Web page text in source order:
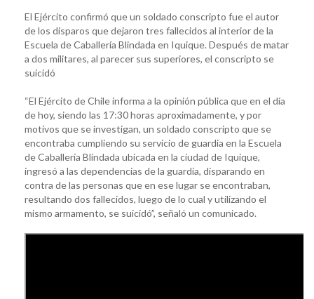
El Ejército confirmó que un soldado conscripto fue el autor
de los disparos que dejaron tres fallecidos al interior de la
Escuela de Caballería Blindada en Iquique. Después de matar
a dos militares, al parecer sus superiores, el conscripto se
suicidó
“El Ejército de Chile informa a la opinión pública que en el día
de hoy, siendo las 17:30 horas aproximadamente, y por
motivos que se investigan, un soldado conscripto que se
encontraba cumpliendo su servicio de guardia en la Escuela
de Caballería Blindada ubicada en la ciudad de Iquique,
ingresó a las dependencias de la guardia, disparando en
contra de las personas que en ese lugar se encontraban,
resultando dos fallecidos, luego de lo cual y utilizando el
mismo armamento, se suicidó”, señaló un comunicado.